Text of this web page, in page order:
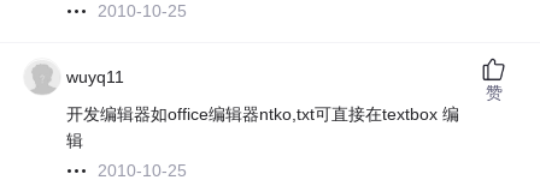
2010-10-25
wuyq11
开发编辑器如office编辑器ntko,txt可直接在textbox 编
辑
2010-10-25
赞